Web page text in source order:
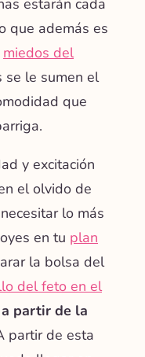
que además es
miedos del
se le sumen el
que
y excitación
el olvido de
lo más
en tu plan
la bolsa del
del feto en el
a partir de la
partir de esta